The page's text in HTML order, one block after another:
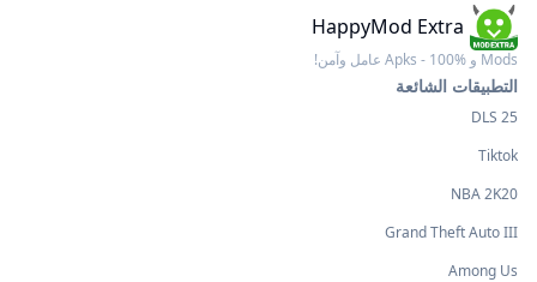
HappyMod Extra
Mods و Apks - 100% عامل وآمن!
التطبيقات الشائعة
DLS 25
Tiktok
NBA 2K20
Grand Theft Auto III
Among Us